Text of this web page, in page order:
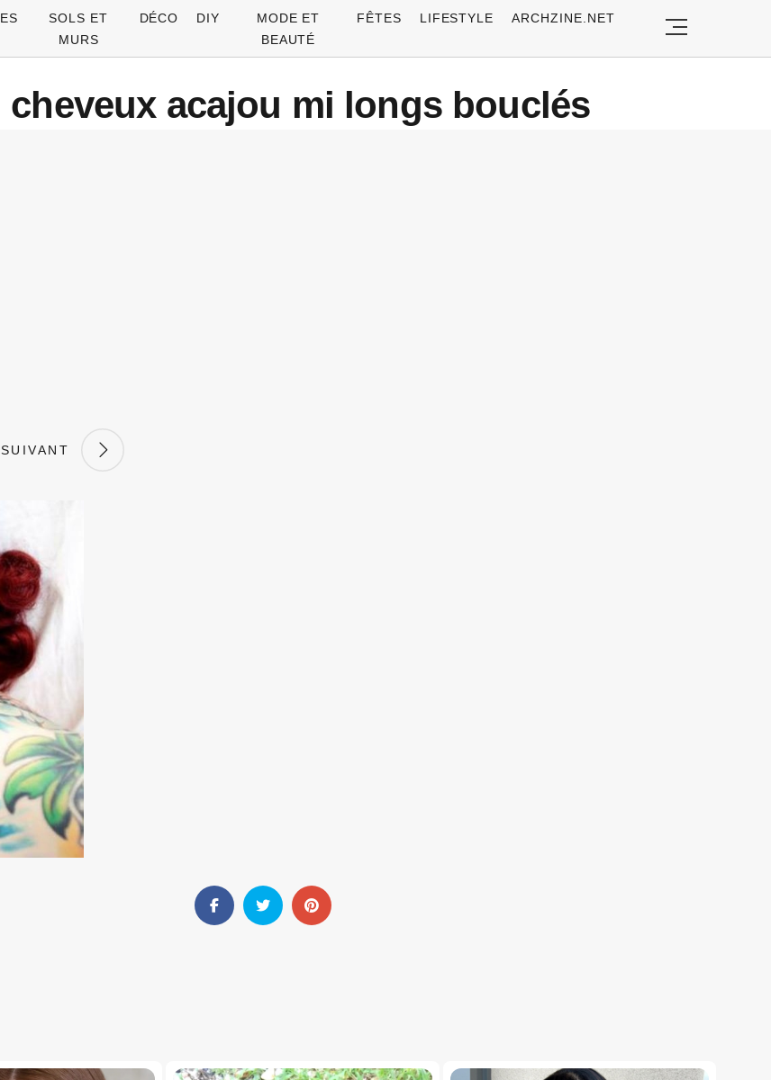
SOLS ET
MURS
DÉCO DIY
MODE ET
BEAUTÉ
FÊTES LIFESTYLE ARCHZINE.NET
acajou mi longs bouclés
SUIVANT